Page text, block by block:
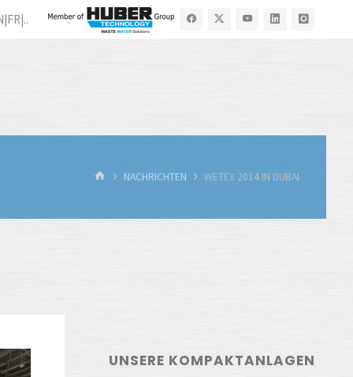
.
STARTNACHRICHTEN WETEX 2014 IN DUBAI
UNSERE KOMPAKTANLAGEN